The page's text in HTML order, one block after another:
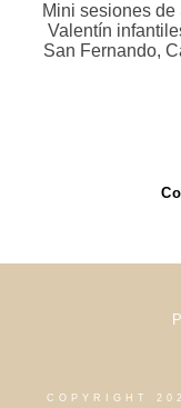
Mini sesiones de
Valentín
San Fernando,
COPYRIGHT